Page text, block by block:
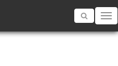
Toggle